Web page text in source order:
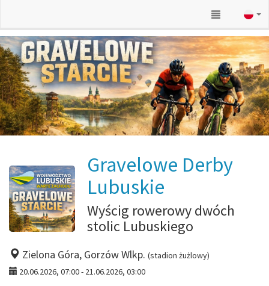
Gravelowe Derby
Lubuskie
Wyścig rowerowy dwóch
stolic Lubuskiego
Zielona Góra, Gorzów Wlkp. (stadion żużlowy)
20.06.2026, 07:00 - 21.06.2026, 03:00